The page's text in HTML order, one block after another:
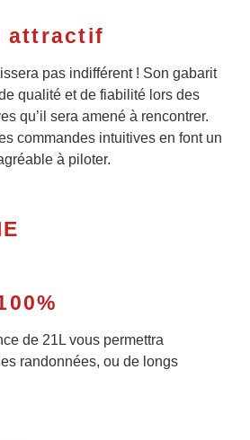
attractif
pas indifférent ! Son gabarit
qualité et de fiabilité lors des
qu’il sera amené à rencontrer.
commandes intuitives en font un
à piloter.
de 21L vous permettra
randonnées, ou de longs